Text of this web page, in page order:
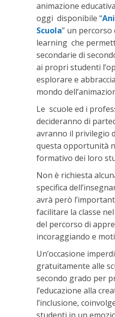
animazione
oggi disponibile “
Scuola” un percorso
learning che
secondarie di
ai propri studenti
esplorare e
mondo
Le scuole ed i
decideranno di
avranno il privilegio
questa opportunità
formativo dei loro
Non è richiesta
specifica
avrà però
facilitare la classe
del percorso di
incoraggiando e
Un’occasione
gratuitamente alle
secondo grado per
l’educazione alla
l’inclusione,